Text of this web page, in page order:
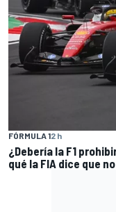
FÓRMULA 12 h
¿Debería la F1
qué la FIA dice que no